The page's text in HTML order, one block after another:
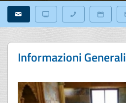
Informazioni Generali